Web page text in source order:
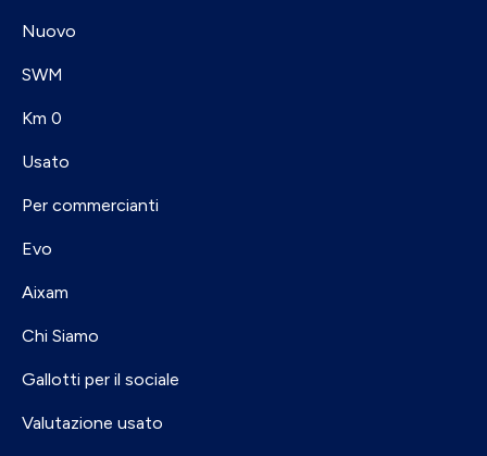
Nuovo
SWM
Km 0
Usato
Per commercianti
Evo
Aixam
Chi Siamo
Gallotti per il sociale
Valutazione usato